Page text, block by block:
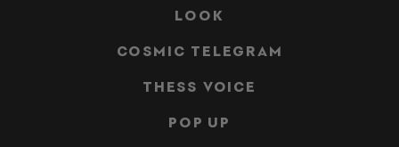
LOOK
COSMIC TELEGRAM
THESS VOICE
POP UP